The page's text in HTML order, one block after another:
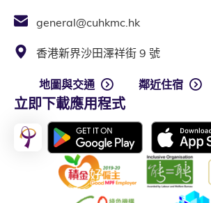
general@cuhkmc.hk
香港新界沙田澤祥街 9 號
地圖與交通 鄰近住宿
立即下載應用程式